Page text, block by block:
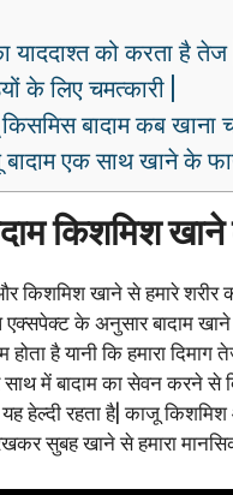
याददाश्त को करता है तेज |
के लिए चमत्कारी |
बादाम कब खाना
एक साथ खाने के
किशमिश खाने
किशमिश खाने से हमारे शरीर
एक्सपेक्ट के अनुसार बादाम
है यानी कि हमारा
में बादाम का सेवन करने से
हेल्दी रहता है| काजू किशमिश
सुबह खाने से हमारा